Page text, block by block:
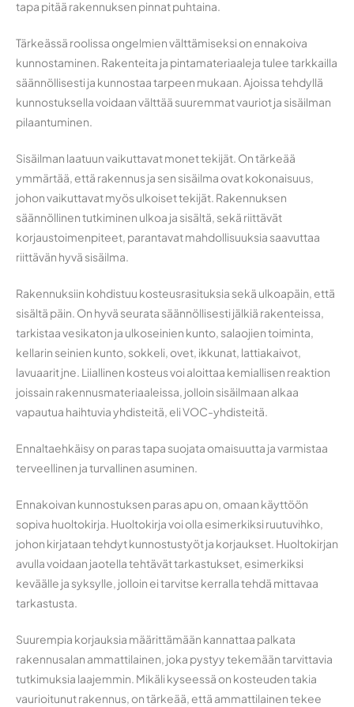
tapa pitää rakennuksen pinnat puhtaina.
Tärkeässä roolissa ongelmien välttämiseksi on ennakoiva
kunnostaminen. Rakenteita ja pintamateriaaleja tulee tarkkailla
säännöllisesti ja kunnostaa tarpeen mukaan. Ajoissa tehdyllä
kunnostuksella voidaan välttää suuremmat vauriot ja sisäilman
pilaantuminen.
Sisäilman laatuun vaikuttavat monet tekijät. On tärkeää
ymmärtää, että rakennus ja sen sisäilma ovat kokonaisuus,
johon vaikuttavat myös ulkoiset tekijät. Rakennuksen
säännöllinen tutkiminen ulkoa ja sisältä, sekä riittävät
korjaustoimenpiteet, parantavat mahdollisuuksia saavuttaa
riittävän hyvä sisäilma.
Rakennuksiin kohdistuu kosteusrasituksia sekä ulkoapäin, että
sisältä päin. On hyvä seurata säännöllisesti jälkiä rakenteissa,
tarkistaa vesikaton ja ulkoseinien kunto, salaojien toiminta,
kellarin seinien kunto, sokkeli, ovet, ikkunat, lattiakaivot,
lavuaarit jne. Liiallinen kosteus voi aloittaa kemiallisen reaktion
joissain rakennusmateriaaleissa, jolloin sisäilmaan alkaa
vapautua haihtuvia yhdisteitä, eli VOC-yhdisteitä.
Ennaltaehkäisy on paras tapa suojata omaisuutta ja varmistaa
terveellinen ja turvallinen asuminen.
Ennakoivan kunnostuksen paras apu on, omaan käyttöön
sopiva huoltokirja. Huoltokirja voi olla esimerkiksi ruutuvihko,
johon kirjataan tehdyt kunnostustyöt ja korjaukset. Huoltokirjan
avulla voidaan jaotella tehtävät tarkastukset, esimerkiksi
keväälle ja syksylle, jolloin ei tarvitse kerralla tehdä mittavaa
tarkastusta.
Suurempia korjauksia määrittämään kannattaa palkata
rakennusalan ammattilainen, joka pystyy tekemään tarvittavia
tutkimuksia laajemmin. Mikäli kyseessä on kosteuden takia
vaurioitunut rakennus, on tärkeää, että ammattilainen tekee